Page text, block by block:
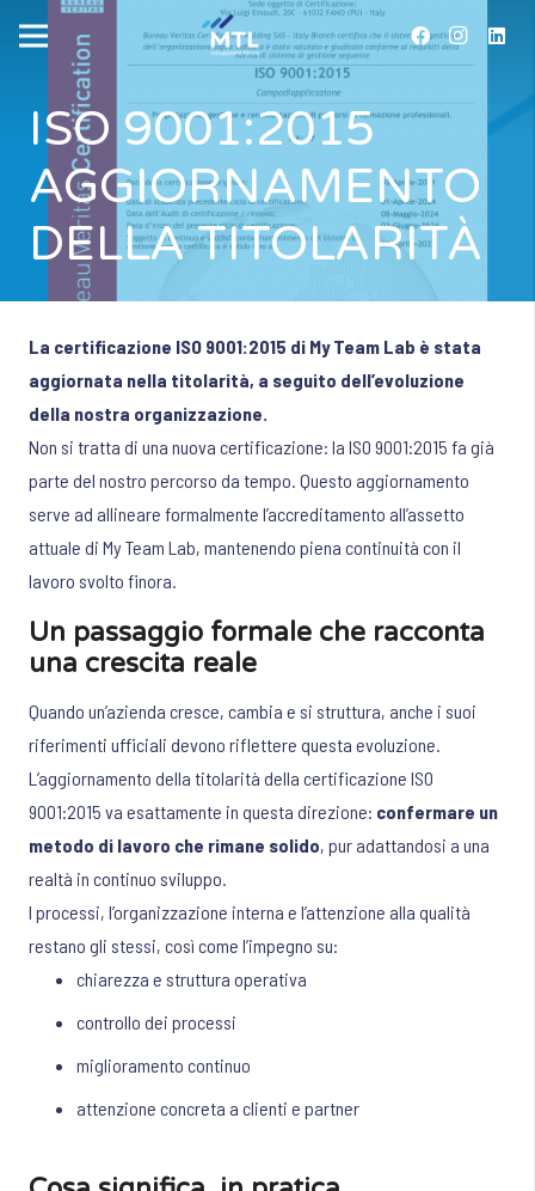
ISO 9001:2015
AGGIORNAMENTO
DELLA TITOLARITÀ
La certificazione ISO 9001:2015 di My Team Lab è stata
aggiornata nella titolarità, a seguito dell’evoluzione
della nostra organizzazione.
Non si tratta di una nuova certificazione: la ISO 9001:2015 fa già
parte del nostro percorso da tempo. Questo aggiornamento
serve ad allineare formalmente l’accreditamento all’assetto
attuale di My Team Lab, mantenendo piena continuità con il
lavoro svolto finora.
Un passaggio formale che racconta
una crescita reale
Quando un’azienda cresce, cambia e si struttura, anche i suoi
riferimenti ufficiali devono riflettere questa evoluzione.
L’aggiornamento della titolarità della certificazione ISO
9001:2015 va esattamente in questa direzione: confermare un
metodo di lavoro che rimane solido, pur adattandosi a una
realtà in continuo sviluppo.
I processi, l’organizzazione interna e l’attenzione alla qualità
restano gli stessi, così come l’impegno su:
chiarezza e struttura operativa
controllo dei processi
miglioramento continuo
attenzione concreta a clienti e partner